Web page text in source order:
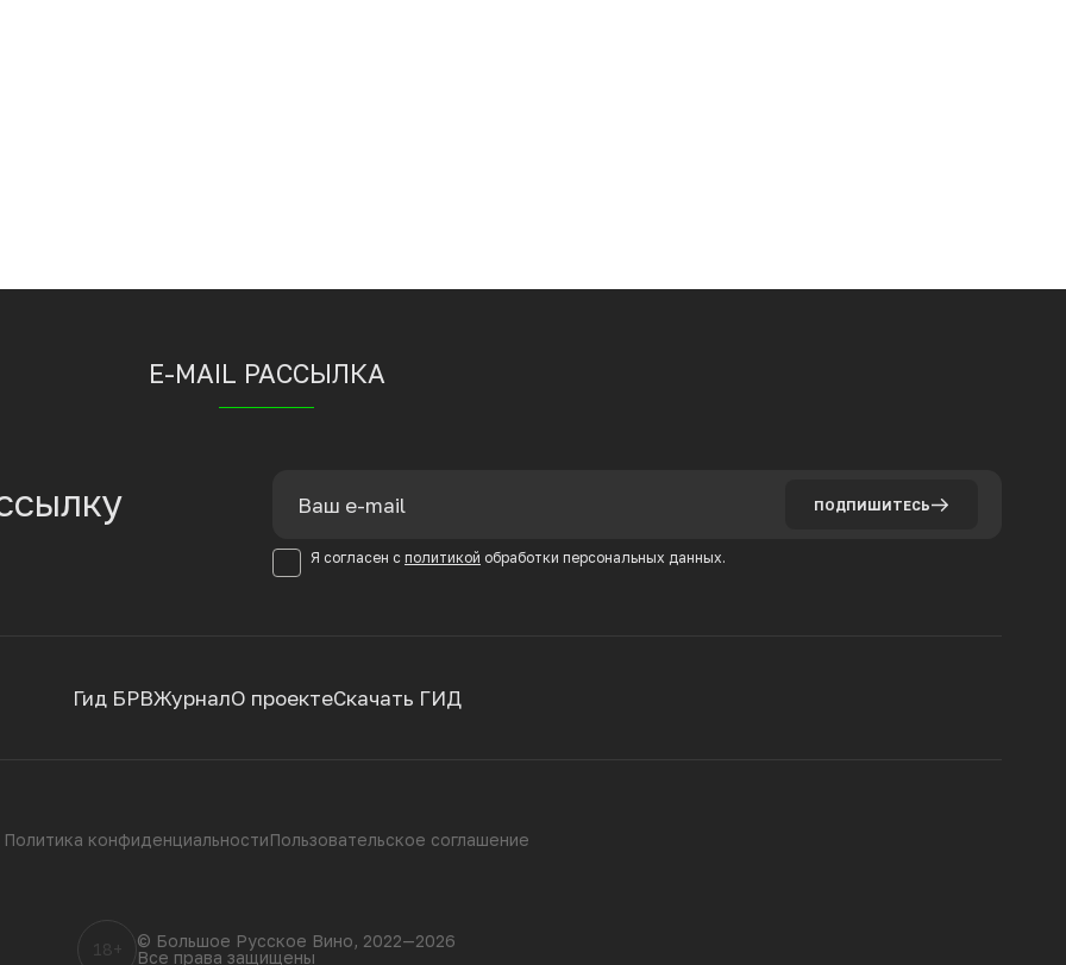
E-MAIL РАССЫЛКА
ПОДПИШИТЕСЬ
Я согласен с политикой обработки персональных данных.
ЖурналО проектеСкачать ГИД
Гид БРВ
Политика конфиденциальностиПользовательское соглашение
18+
© Большое Русское Вино, 2022—2026
Все права защищены